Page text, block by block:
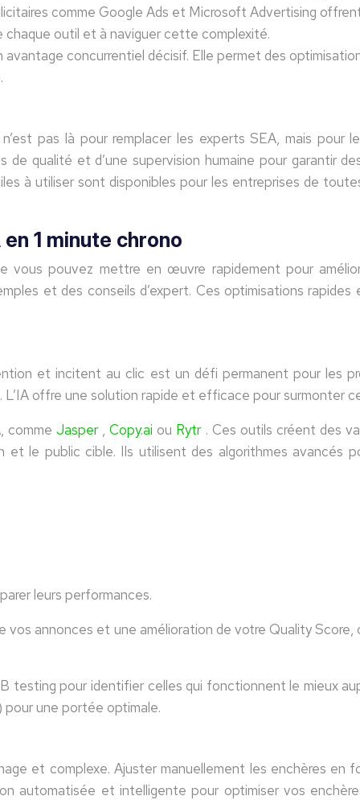
comme Google Ads et Microsoft Advertising
chaque outil et à naviguer cette complexité.
avantage concurrentiel décisif. Elle permet des
pas là pour remplacer les experts SEA, mais
qualité et d’une supervision humaine pour garantir
à utiliser sont disponibles pour les entreprises de
1 minute chrono
pouvez mettre en œuvre rapidement pour
et des conseils d’expert. Ces optimisations
et incitent au clic est un défi permanent pour les
offre une solution rapide et efficace pour surmonter
comme Jasper ,Copy.ai ou Rytr . Ces outils créent des
et le public cible. Ils utilisent des algorithmes
leurs performances.
annonces et une amélioration de votre Quality Score,
testing pour identifier celles qui fonctionnent le mieux
une portée optimale.
et complexe. Ajuster manuellement les enchères
automatisée et intelligente pour optimiser vos